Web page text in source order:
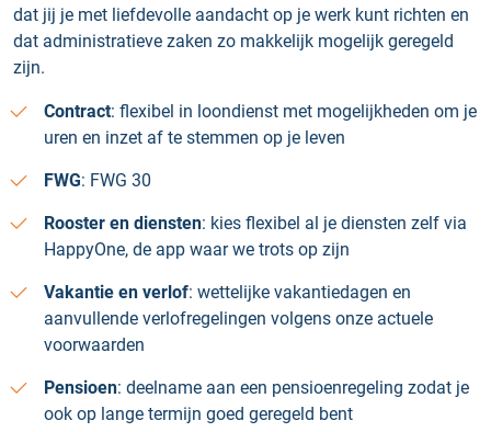
dat jij je met liefdevolle aandacht op je werk kunt richten en
dat administratieve zaken zo makkelijk mogelijk geregeld
zijn.
Contract: flexibel in loondienst met mogelijkheden om je
uren en inzet af te stemmen op je leven
FWG: FWG 30
Rooster en diensten: kies flexibel al je diensten zelf via
HappyOne, de app waar we trots op zijn
Vakantie en verlof: wettelijke vakantiedagen en
aanvullende verlofregelingen volgens onze actuele
voorwaarden
Pensioen: deelname aan een pensioenregeling zodat je
ook op lange termijn goed geregeld bent